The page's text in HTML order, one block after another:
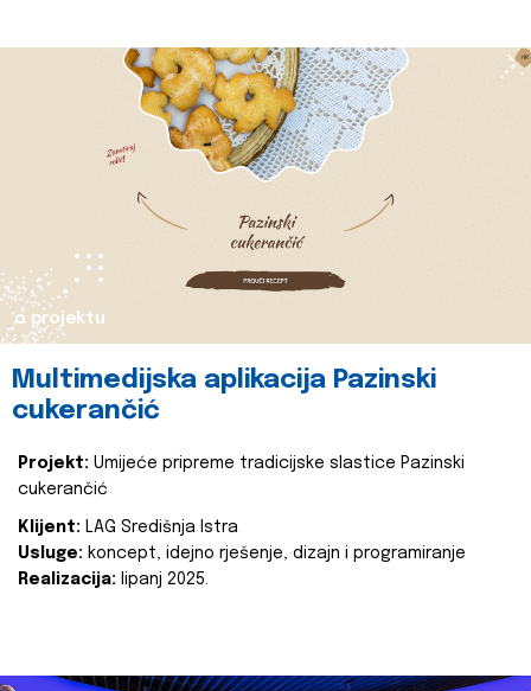
o projektu
Multimedijska aplikacija Pazinski
cukerančić
Projekt: Umijeće pripreme tradicijske slastice Pazinski
cukerančić
Klijent: LAG Središnja Istra
Usluge: koncept, idejno rješenje, dizajn i programiranje
Realizacija: lipanj 2025.